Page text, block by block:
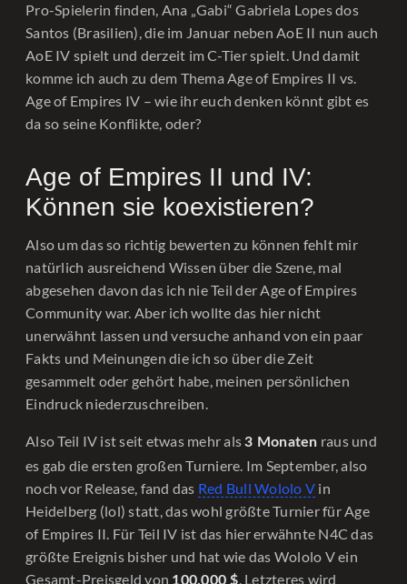
Pro-Spielerin finden, Ana „Gabi“ Gabriela Lopes dos
Santos (Brasilien), die im Januar neben AoE II nun auch
AoE IV spielt und derzeit im C-Tier spielt. Und damit
komme ich auch zu dem Thema Age of Empires II vs.
Age of Empires IV – wie ihr euch denken könnt gibt es
da so seine Konflikte, oder?
Age of Empires II und IV:
Können sie koexistieren?
Also um das so richtig bewerten zu können fehlt mir
natürlich ausreichend Wissen über die Szene, mal
abgesehen davon das ich nie Teil der Age of Empires
Community war. Aber ich wollte das hier nicht
unerwähnt lassen und versuche anhand von ein paar
Fakts und Meinungen die ich so über die Zeit
gesammelt oder gehört habe, meinen persönlichen
Eindruck niederzuschreiben.
Also Teil IV ist seit etwas mehr als3 Monaten raus und
es gab die ersten großen Turniere. Im September, also
noch vor Release, fand das Red Bull Wololo V in
Heidelberg (lol) statt, das wohl größte Turnier für Age
of Empires II. Für Teil IV ist das hier erwähnte N4C das
größte Ereignis bisher und hat wie das Wololo V ein
Gesamt-Preisgeld von 100.000 $. Letzteres wird